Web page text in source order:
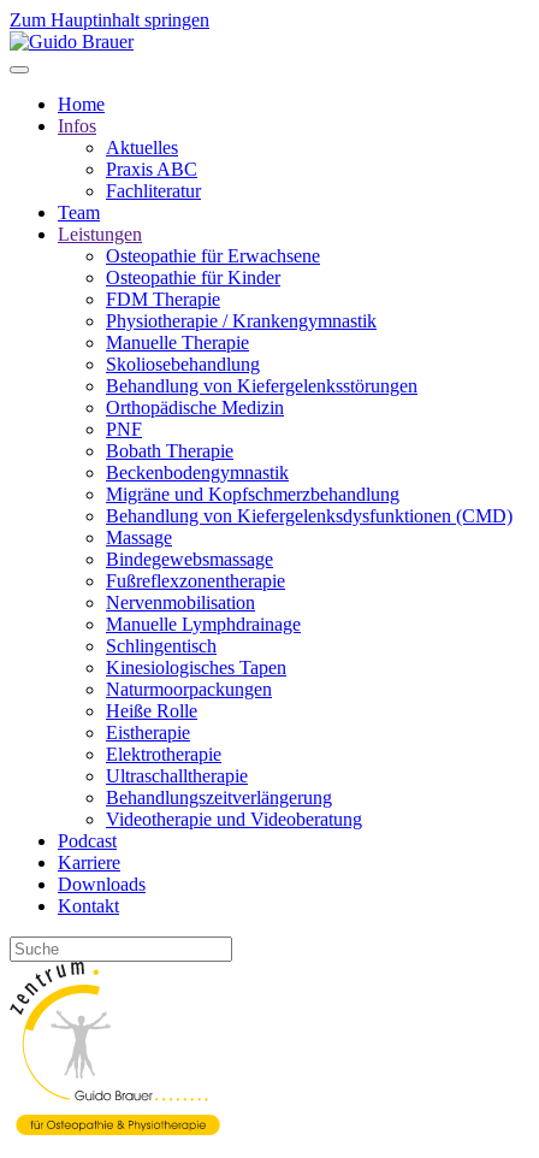
Zum Hauptinhalt springen
Home
Infos
Aktuelles
Praxis ABC
Fachliteratur
Team
Leistungen
Osteopathie für Erwachsene
Osteopathie für Kinder
FDM Therapie
Physiotherapie / Krankengymnastik
Manuelle Therapie
Skoliosebehandlung
Behandlung von Kiefergelenksstörungen
Orthopädische Medizin
PNF
Bobath Therapie
Beckenbodengymnastik
Migräne und Kopfschmerzbehandlung
Behandlung von Kiefergelenksdysfunktionen (CMD)
Massage
Bindegewebsmassage
Fußreflexzonentherapie
Nervenmobilisation
Manuelle Lymphdrainage
Schlingentisch
Kinesiologisches Tapen
Naturmoorpackungen
Heiße Rolle
Eistherapie
Elektrotherapie
Ultraschalltherapie
Behandlungszeitverlängerung
Videotherapie und Videoberatung
Podcast
Karriere
Downloads
Kontakt